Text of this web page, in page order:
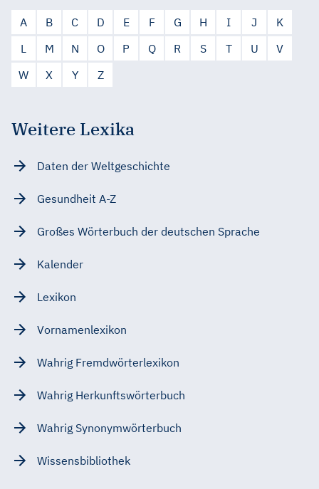
A B C D E F G H I J
K
L
M N O P Q R S T U
V
W
X Y Z
Weitere Lexika
Daten der Weltgeschichte
Gesundheit A-Z
Großes Wörterbuch der deutschen Sprache
Kalender
Lexikon
Vornamenlexikon
Wahrig Fremdwörterlexikon
Wahrig Herkunftswörterbuch
Wahrig Synonymwörterbuch
Wissensbibliothek